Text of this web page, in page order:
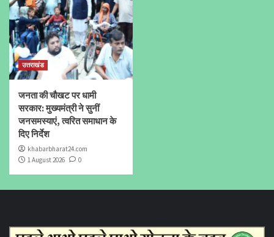
उत्तराखंड
जनता की चौखट पर धामी
सरकार: मुख्यमंत्री ने सुनीं
जनसमस्याएं, त्वरित समाधान के
दिए निर्देश
khabarbharat24.com
1 August 2026
0